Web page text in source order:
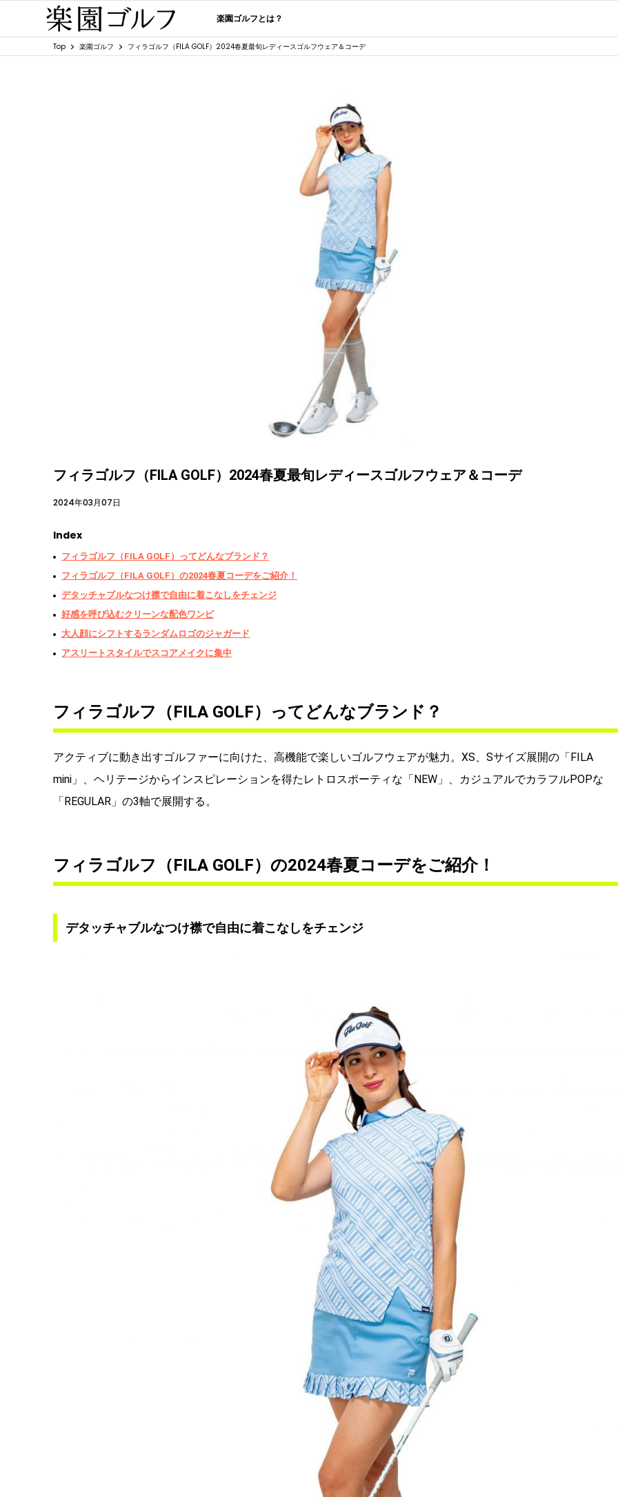
楽園ゴルフとは？
Top 楽園ゴルフ フィラゴルフ（FILA GOLF）2024春夏最旬レディースゴルフウェア＆コーデ
フィラゴルフ（FILA GOLF）2024春夏最旬レディースゴルフウェア＆コーデ
2024年03月07日
Index
フィラゴルフ（FILA GOLF）ってどんなブランド？
フィラゴルフ（FILA GOLF）の2024春夏コーデをご紹介！
デタッチャブルなつけ襟で自由に着こなしをチェンジ
好感を呼び込むクリーンな配色ワンピ
大人顔にシフトするランダムロゴのジャガード
アスリートスタイルでスコアメイクに集中
フィラゴルフ（FILA GOLF）ってどんなブランド？
アクティブに動き出すゴルファーに向けた、高機能で楽しいゴルフウェアが魅力。XS、Sサイズ展開の「FILA
mini」、ヘリテージからインスピレーションを得たレトロスポーティな「NEW」、カジュアルでカラフルPOPな
「REGULAR」の3軸で展開する。
フィラゴルフ（FILA GOLF）の2024春夏コーデをご紹介！
デタッチャブルなつけ襟で自由に着こなしをチェンジ